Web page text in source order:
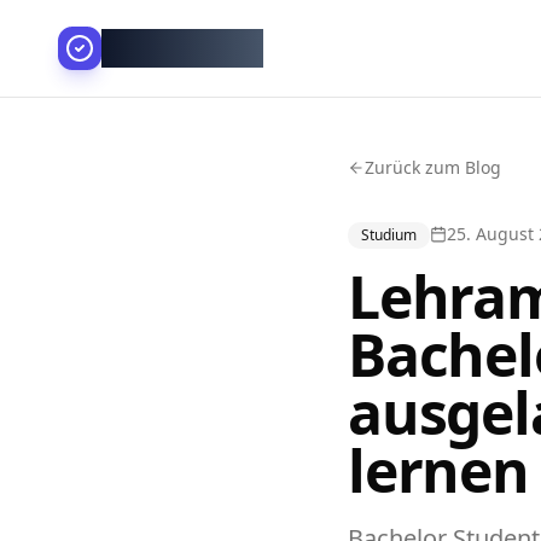
Zurück zum Blog
Studium 25. August